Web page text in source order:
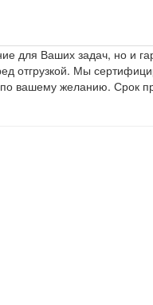
для Ваших задач, но и
отгрузкой. Мы
вашему желанию. Срок